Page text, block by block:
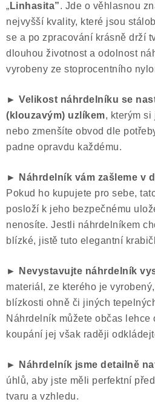
„ Linhasita”. Jde o věhlasnou
nejvyšší kvality, které jsou
se a po zpracování krásně drží
dlouhou životnost a odolnost
vyrobeny ze stoprocentního
► Velikost náhrdelníku se
(klouzavým) uzlíkem, kterým
nebo zmenšíte obvod dle
padne opravdu každému.
► Náhrdelník vám zašleme v
Pokud ho kupujete pro sebe,
posloží k jeho bezpečnému
nenosíte. Jestli náhrdelníkem
blízké, jistě tuto elegantní
► Nevystavujte náhrdelník
materiál, ze kterého je
blízkosti ohně či jiných
Náhrdelník můžete občas lehce
koupání jej však raději
► Náhrdelník jsme detailně
úhlů, aby jste měli perfektní
tvaru a vzhledu.